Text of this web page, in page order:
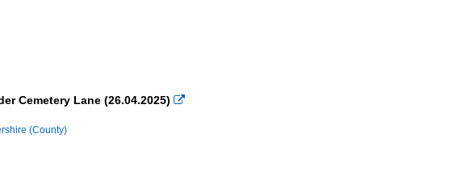
Cemetery Lane (26.04.2025) 
(County)